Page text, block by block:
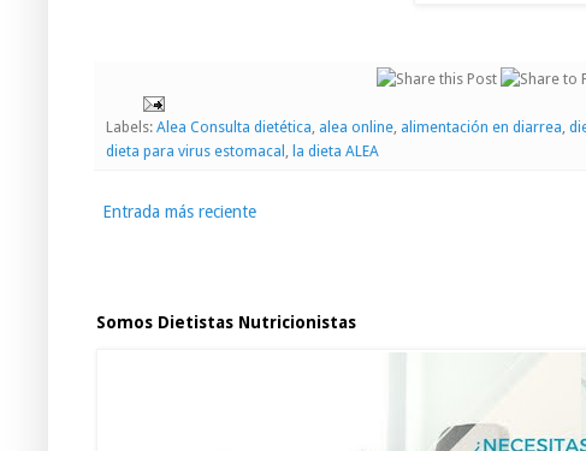
Labels: Alea Consulta dietética, alea online, alimentación en diarrea,
dieta para virus estomacal , la dieta ALEA
Entrada más reciente
Somos Dietistas Nutricionistas